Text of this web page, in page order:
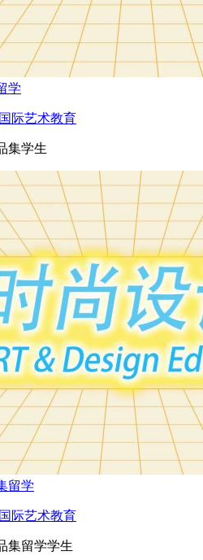
学
际艺术教育
集学生
留学
际艺术教育
集留学学生